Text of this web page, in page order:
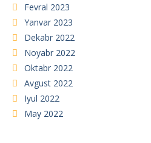
Fevral 2023
Yanvar 2023
Dekabr 2022
Noyabr 2022
Oktabr 2022
Avgust 2022
Iyul 2022
May 2022